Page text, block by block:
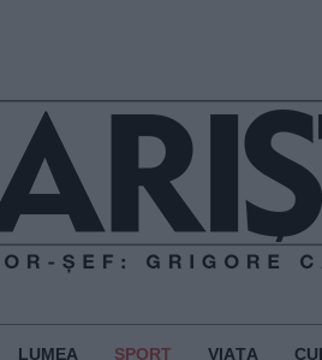
LUMEA SPORT VIAȚA